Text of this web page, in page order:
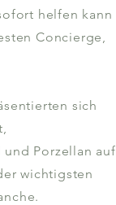
helfen kann
Concierge,
sich
Porzellan auf
wichtigsten